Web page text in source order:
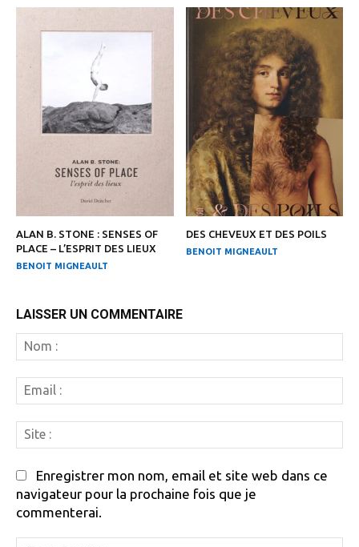
ALAN B. STONE : SENSES OF
PLACE – L’ESPRIT DES LIEUX
BENOIT MIGNEAULT
DES CHEVEUX ET DES POILS
BENOIT MIGNEAULT
LAISSER UN COMMENTAIRE
:
:
:
Enregistrer mon nom, email et site web dans ce
navigateur pour la prochaine fois que je
commenterai.